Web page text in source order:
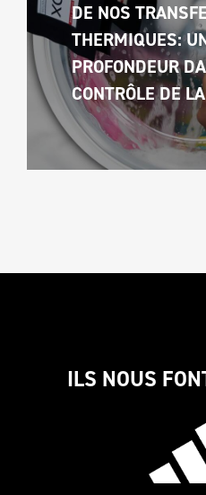
DE NOS
THERMIQUES:
PROFONDEUR
CONTRÔLE DE
ILS NOUS